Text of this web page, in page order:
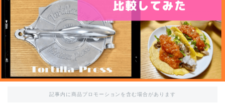
記事内に商品プロモーションを含む場合があります